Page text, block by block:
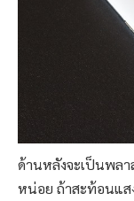
ด้านหลังจะเป็นพลา
หน่อย ถ้าสะท้อนแส